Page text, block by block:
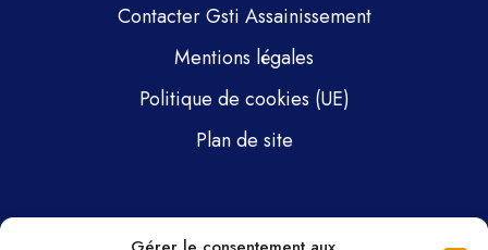
Contacter Gsti Assainissement
Mentions légales
Politique de cookies (UE)
Plan de site